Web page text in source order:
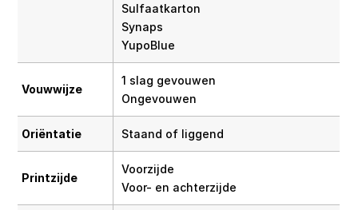
Sulfaatkarton
Synaps
YupoBlue
Vouwwijze
1 slag gevouwen
Ongevouwen
Oriëntatie Staand of liggend
Printzijde
Voorzijde
Voor- en achterzijde